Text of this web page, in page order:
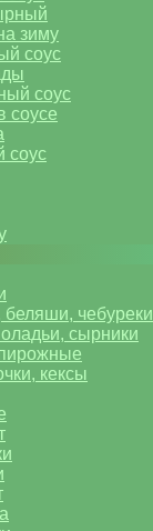
зиму
соус
соус
соусе
соус
беляши, чебуреки
сырники
кексы